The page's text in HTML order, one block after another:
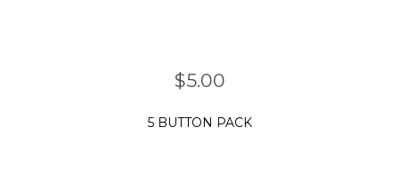
$5.00
5 BUTTON PACK